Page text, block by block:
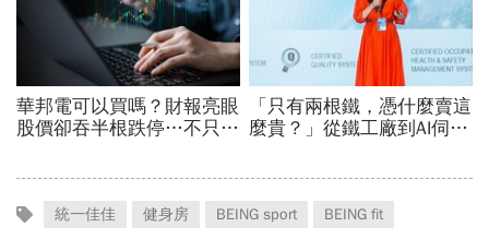
統一佳佳 健身房 BEING sport BEING fit